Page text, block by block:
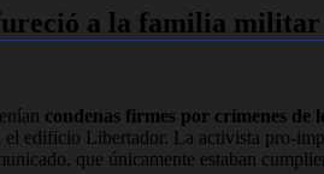
a la familia militar
condenas firmes por crímenes de
edificio Libertador. La activista pro-
que únicamente estaban